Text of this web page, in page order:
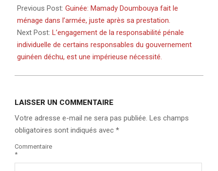
10-
14
Previous Post: Guinée: Mamady Doumbouya fait le
ménage dans l’armée, juste après sa prestation.
Next Post: L’engagement de la responsabilité pénale
individuelle de certains responsables du gouvernement
guinéen déchu, est une impérieuse nécessité.
LAISSER UN COMMENTAIRE
Votre adresse e-mail ne sera pas publiée. Les champs
obligatoires sont indiqués avec *
Commentaire
*